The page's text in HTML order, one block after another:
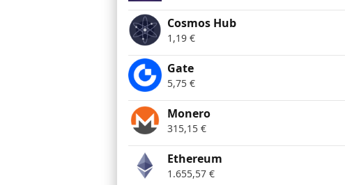
Cosmos Hub
1,19 €
Gate
5,75 €
Monero
315,15 €
Ethereum
1.655,57 €